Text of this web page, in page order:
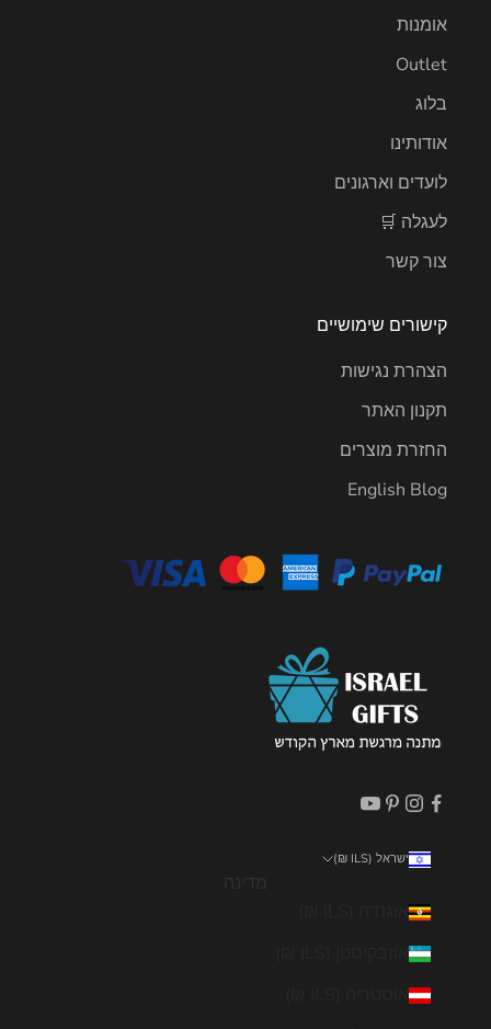
אומנות
Outlet
בלוג
אודותינו
לועדים וארגונים
לעגלה 🛒
צור קשר
קישורים שימושיים
הצהרת נגישות
תקנון האתר
החזרת מוצרים
English Blog
ישראל (ILS ₪)